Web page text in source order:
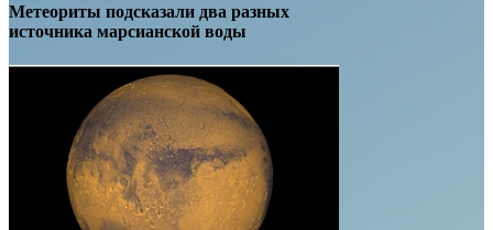
Метеориты подсказали два разных
источника марсианской воды